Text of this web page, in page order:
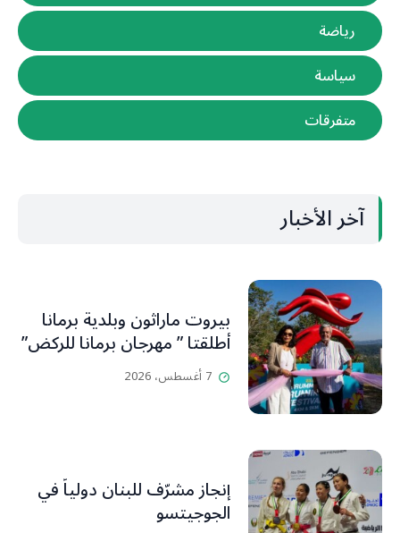
رياضة
سياسة
متفرقات
آخر الأخبار
بيروت ماراثون وبلدية برمانا
أطلقتا ” مهرجان برمانا للركض”
7 أغسطس، 2026
إنجاز مشرّف للبنان دولياً في
الجوجيتسو